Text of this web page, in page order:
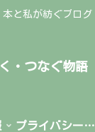
と私が紡ぐブログ
・つなぐ物語
プライバシーポリシー